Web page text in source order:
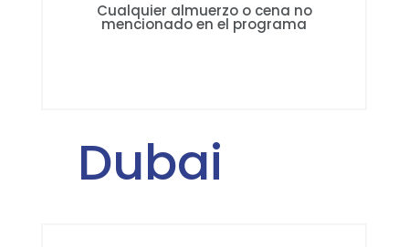
Cualquier almuerzo o cena no
mencionado en el programa
Dubai